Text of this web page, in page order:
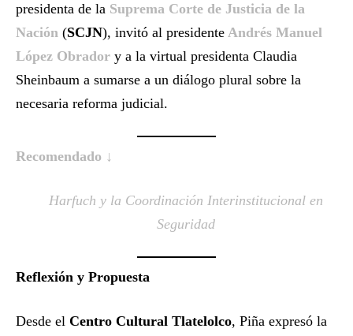
presidenta de la Suprema Corte de Justicia de la
Nación (SCJN), invitó al presidente Andrés Manuel
López Obrador y a la virtual presidenta Claudia
Sheinbaum a sumarse a un diálogo plural sobre la
necesaria reforma judicial.
Recomendado ↓
Harfuch y la Coordinación Interinstitucional en
Seguridad
Reflexión y Propuesta
Desde el Centro Cultural Tlatelolco, Piña expresó la